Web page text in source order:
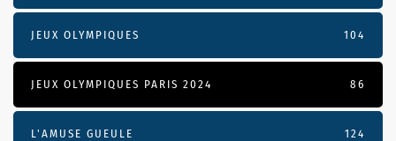
JEUX OLYMPIQUES 104
JEUX OLYMPIQUES PARIS 2024 86
L'AMUSE GUEULE 124